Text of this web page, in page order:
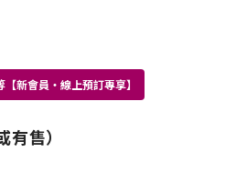
新會員・線上預訂專享】
有售）